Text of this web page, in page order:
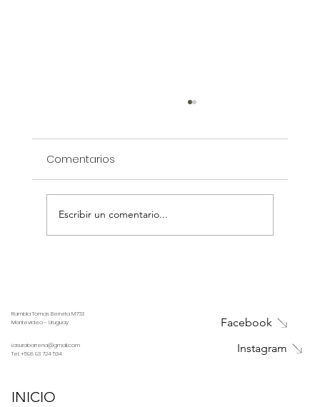
Comentarios
Escribir un comentario...
i.asurabarrena@gmail.com
Tel:+598 93 724 534
Rambla Tomas Berreta M763
Montevideo - Uruguay
INICIO
Facebook
Instagram